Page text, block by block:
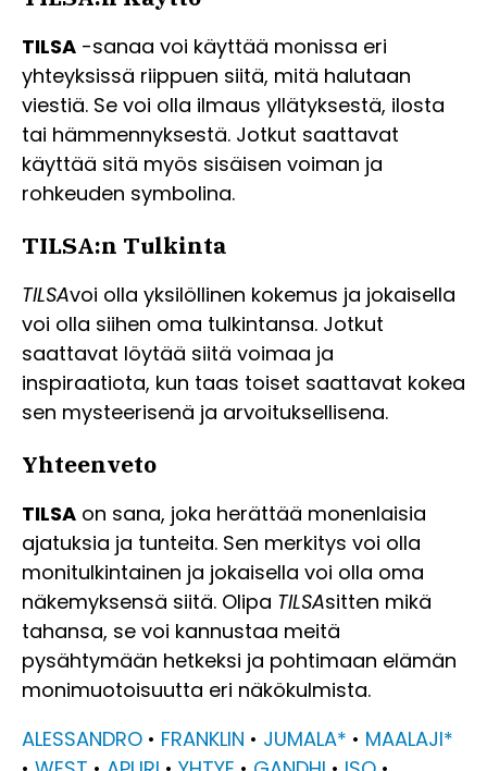
TILSA -sanaa voi käyttää monissa eri
yhteyksissä riippuen siitä, mitä halutaan
viestiä. Se voi olla ilmaus yllätyksestä, ilosta
tai hämmennyksestä. Jotkut saattavat
käyttää sitä myös sisäisen voiman ja
rohkeuden symbolina.
TILSA:n Tulkinta
TILSAvoi olla yksilöllinen kokemus ja jokaisella
voi olla siihen oma tulkintansa. Jotkut
saattavat löytää siitä voimaa ja
inspiraatiota, kun taas toiset saattavat kokea
sen mysteerisenä ja arvoituksellisena.
Yhteenveto
TILSA on sana, joka herättää monenlaisia
ajatuksia ja tunteita. Sen merkitys voi olla
monitulkintainen ja jokaisella voi olla oma
näkemyksensä siitä. Olipa TILSAsitten mikä
tahansa, se voi kannustaa meitä
pysähtymään hetkeksi ja pohtimaan elämän
monimuotoisuutta eri näkökulmista.
ALESSANDRO • FRANKLIN • JUMALA* • MAALAJI*